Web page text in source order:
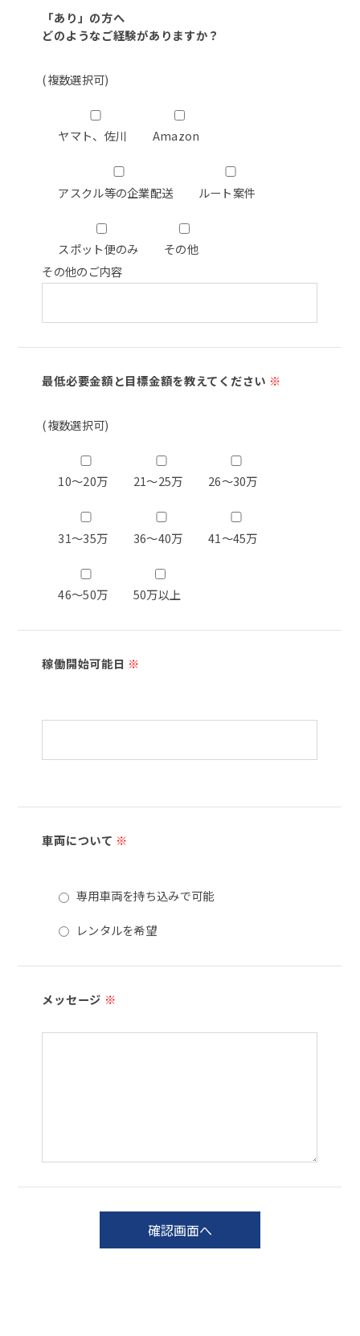
「あり」の方へ
どのようなご経験がありますか？
(複数選択可)
ヤマト、佐川 Amazon
アスクル等の企業配送 ルート案件
スポット便のみ
その他
その他のご内容
最低必要金額と目標金額を教えてください ※
(複数選択可)
10～20万 21～25万 26～30万
31～35万 36～40万 41～45万
46～50万 50万以上
稼働開始可能日 ※
車両について ※
専用車両を持ち込みで可能
レンタルを希望
メッセージ ※